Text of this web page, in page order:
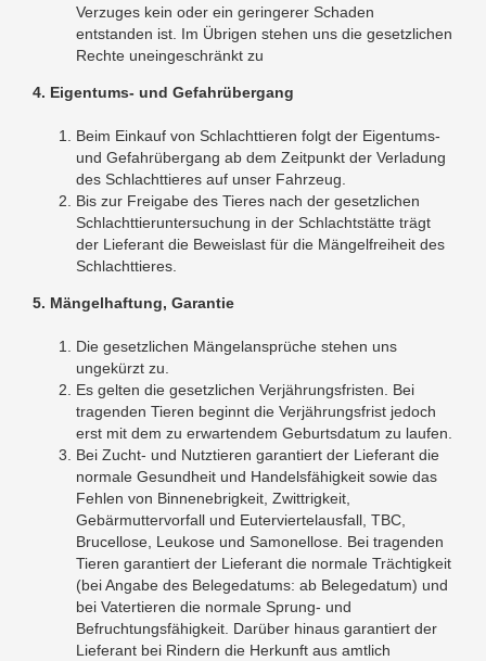
Verzuges kein oder ein geringerer Schaden
entstanden ist. Im Übrigen stehen uns die gesetzlichen
Rechte uneingeschränkt zu
4. Eigentums- und Gefahrübergang
Beim Einkauf von Schlachttieren folgt der Eigentums-
und Gefahrübergang ab dem Zeitpunkt der Verladung
des Schlachttieres auf unser Fahrzeug.
Bis zur Freigabe des Tieres nach der gesetzlichen
Schlachttieruntersuchung in der Schlachtstätte trägt
der Lieferant die Beweislast für die Mängelfreiheit des
Schlachttieres.
5. Mängelhaftung, Garantie
Die gesetzlichen Mängelansprüche stehen uns
ungekürzt zu.
Es gelten die gesetzlichen Verjährungsfristen. Bei
tragenden Tieren beginnt die Verjährungsfrist jedoch
erst mit dem zu erwartendem Geburtsdatum zu laufen.
Bei Zucht- und Nutztieren garantiert der Lieferant die
normale Gesundheit und Handelsfähigkeit sowie das
Fehlen von Binnenebrigkeit, Zwittrigkeit,
Gebärmuttervorfall und Euterviertelausfall, TBC,
Brucellose, Leukose und Samonellose. Bei tragenden
Tieren garantiert der Lieferant die normale Trächtigkeit
(bei Angabe des Belegedatums: ab Belegedatum) und
bei Vatertieren die normale Sprung- und
Befruchtungsfähigkeit. Darüber hinaus garantiert der
Lieferant bei Rindern die Herkunft aus amtlich